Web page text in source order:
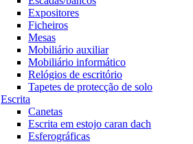
Expositores
Ficheiros
Mesas
Mobiliário auxiliar
Mobiliário informático
Relógios de escritório
Tapetes de protecção de solo
Escrita
Canetas
Escrita em estojo caran dach
Esferográficas